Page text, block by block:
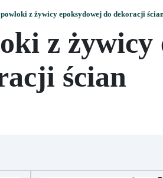
z żywicy epoksydowej do dekoracji
z
ścian